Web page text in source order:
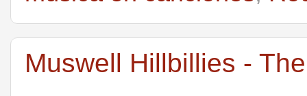
Muswell Hillbillies -